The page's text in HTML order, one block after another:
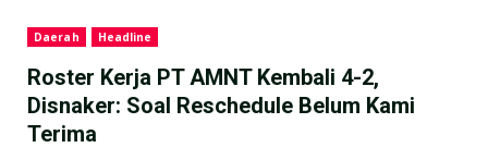
Daerah Headline
Roster Kerja PT AMNT Kembali 4-2,
Disnaker: Soal Reschedule Belum Kami
Terima